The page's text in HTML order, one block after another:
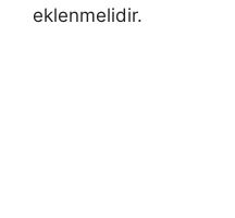
eklenmelidir.